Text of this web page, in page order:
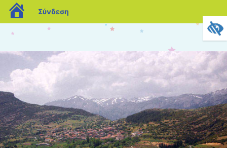
blogs.sch.gr
Σύνδεση